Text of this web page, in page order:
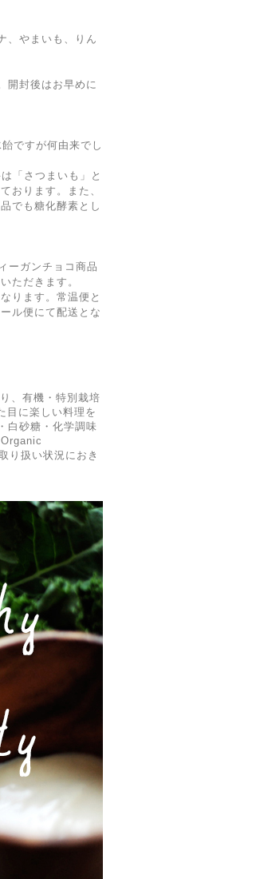
、やまいも、りん
開封後はお早めに
ですが何由来でし
「さつまいも」と
おります。また、
でも糖化酵素とし
ーガンチョコ商品
ただきます。
ります。常温便と
ル便にて配送とな
、有機・特別栽培
目に楽しい料理を
白砂糖・化学調味
り扱い状況におき